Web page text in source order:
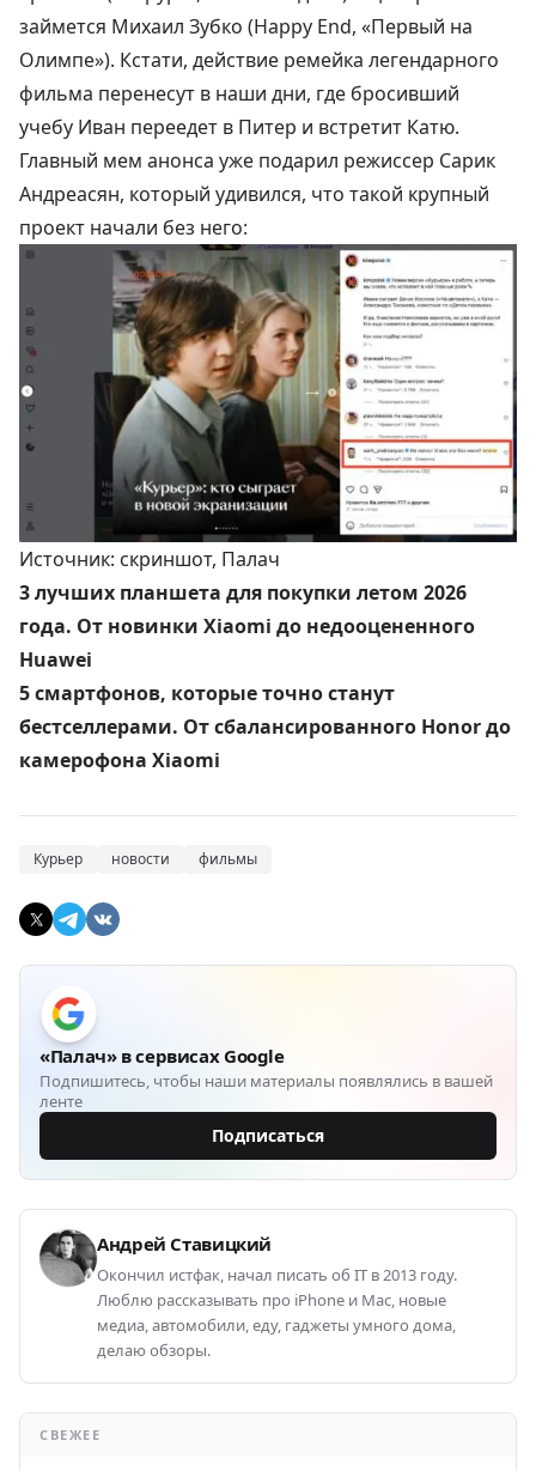
займется Михаил Зубко (Happy End, «Первый на
Олимпе»). Кстати, действие ремейка легендарного
фильма перенесут в наши дни, где бросивший
учебу Иван переедет в Питер и встретит Катю.
Главный мем анонса уже подарил режиссер Сарик
Андреасян, который удивился, что такой крупный
проект начали без него:
Источник: скриншот, Палач
3 лучших планшета для покупки летом 2026
года. От новинки Xiaomi до недооцененного
Huawei
5 смартфонов, которые точно станут
бестселлерами. От сбалансированного Honor до
камерофона Xiaomi
Курьер новости фильмы
«Палач» в сервисах Google
Подпишитесь, чтобы наши материалы появлялись в вашей
ленте
Подписаться
Андрей Ставицкий
Окончил истфак, начал писать об IT в 2013 году.
Люблю рассказывать про iPhone и Mac, новые
медиа, автомобили, еду, гаджеты умного дома,
делаю обзоры.
СВЕЖЕЕ